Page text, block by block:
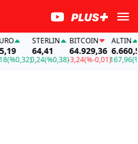
STERLIN
64,41
0,24(%0,38)
BITCOIN
64.929,36
-3,24(%-0,01)
ALTIN
6.660,55
167,96